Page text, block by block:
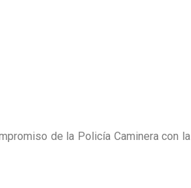
de la Policía Caminera con la